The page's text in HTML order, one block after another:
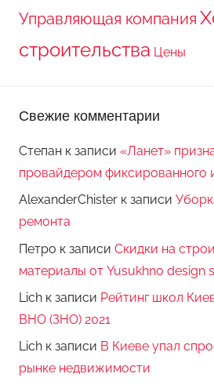
Управляющая компания
строительства Цены
Свежие комментарии
Степан к записи «Ланет»
провайдером фиксированного
AlexanderChister к записи
ремонта
Петро к записи Скидки на
материалы от Yusukhno design
Lich к записи Рейтинг школ
ВНО (ЗНО) 2021
Lich к записи В Киеве упал
рынке недвижимости